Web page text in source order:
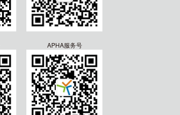
APHA服务号